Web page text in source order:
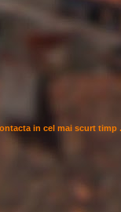
in cel mai scurt timp .